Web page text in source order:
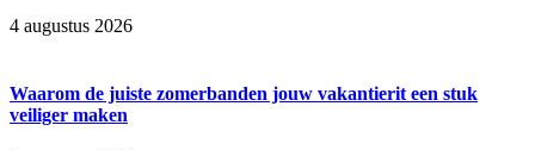
4 augustus 2026
Waarom de juiste zomerbanden jouw vakantierit een stuk
veiliger maken